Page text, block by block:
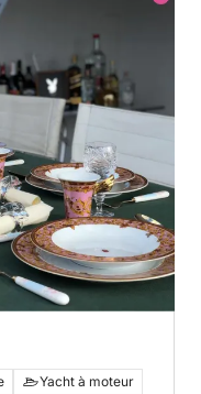
Yacht à moteur